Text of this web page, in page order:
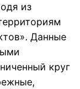
из
Данные
круг